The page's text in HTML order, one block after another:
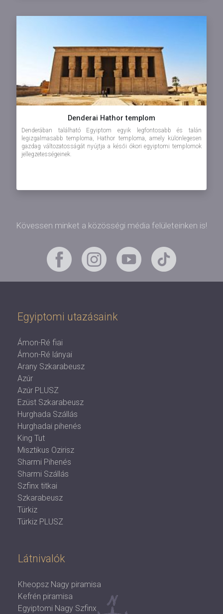
Denderai Hathor templom
Denderában található Egyiptom egyik legfontosabb és talán
legizgalmasabb temploma, Hathor temploma, amely különlegesen
gazdag változatosságát nyújtja a késői ókori egyiptomi templomok
jellegzetességeinek.
Kövessen minket a közösségi média felületeinken is!
Egyiptomi utazásaink
Ámon-Ré fiai
Ámon-Ré lányai
Arany Szkarabeusz
Azúr
Azúr PLUSZ
Ezüst Szkarabeusz
Hurghada Szállás
Hurghadai pihenés
King Tut
Misztikus Ozirisz
Sharmi Pihenés
Sharmi Szállás
Szfinx titkai
Szkarabeusz
Türkiz
Türkiz PLUSZ
Látnivalók
Kheopsz Nagy piramisa
Kefrén piramisa
Egyiptomi Nagy Szfinx